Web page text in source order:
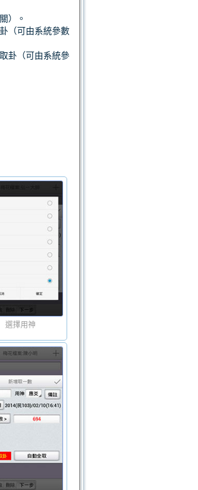
）。
（可由系統參數
卦（可由系統參
選擇用神